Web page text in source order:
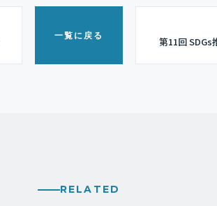
一覧に戻る
第11回 SDGs
RELATED